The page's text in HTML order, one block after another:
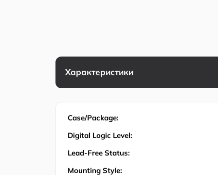
Характеристики
Case/Package:
Digital Logic Level:
Lead-Free Status:
Mounting Style: